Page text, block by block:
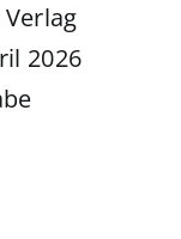
Verlag
April 2026